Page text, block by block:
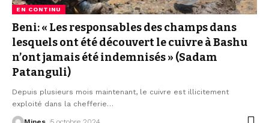
EN CONTINU
Beni: « Les responsables des champs dans
lesquels ont été découvert le cuivre à Bashu
n’ont jamais été indemnisés » (Sadam
Patanguli)
Depuis plusieurs mois maintenant, le cuivre est illicitement
exploité dans la chefferie…